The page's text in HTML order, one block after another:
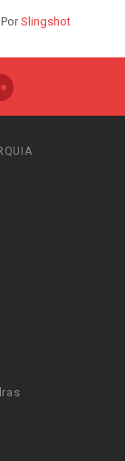
Slingshot